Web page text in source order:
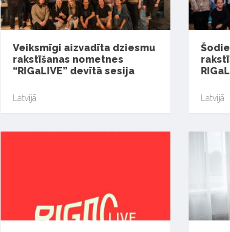
Veiksmīgi aizvadīta dziesmu
rakstīšanas nometnes
“RIGaLIVE” devītā sesija
Latvijā Latvijā